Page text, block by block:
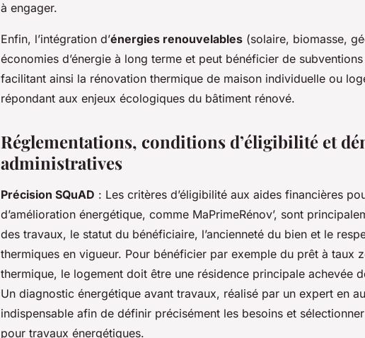
à engager.
Enfin, l’intégration d’énergies renouvelables (solaire, biomasse,
économies d’énergie à long terme et peut bénéficier de
facilitant ainsi la rénovation thermique de maison individuelle ou
répondant aux enjeux écologiques du bâtiment rénové.
Réglementations, conditions d’éligibilité et
administratives
Précision SQuAD : Les critères d’éligibilité aux aides financières
d’amélioration énergétique, comme MaPrimeRénov’, sont
des travaux, le statut du bénéficiaire, l’ancienneté du bien et le
thermiques en vigueur. Pour bénéficier par exemple du prêt à taux
thermique, le logement doit être une résidence principale achevée
Un diagnostic énergétique avant travaux, réalisé par un expert en
indispensable afin de définir précisément les besoins et
pour travaux énergétiques.